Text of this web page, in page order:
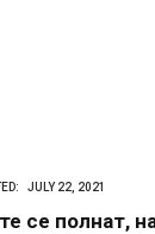
JULY 22, 2021
се полнат,